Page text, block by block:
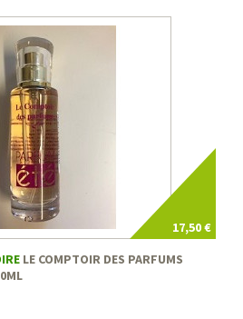
17,50 €
LE COMPTOIR DES PARFUMS